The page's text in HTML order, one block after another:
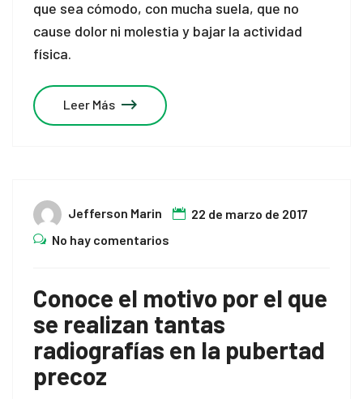
que sea cómodo, con mucha suela, que no
cause dolor ni molestia y bajar la actividad
física.
Leer Más
Jefferson Marin
22 de marzo de 2017
No hay comentarios
Conoce el motivo por el que
se realizan tantas
radiografías en la pubertad
precoz